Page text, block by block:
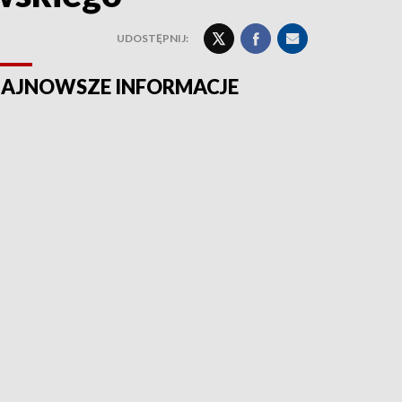
UDOSTĘPNIJ:
INFORMACJE